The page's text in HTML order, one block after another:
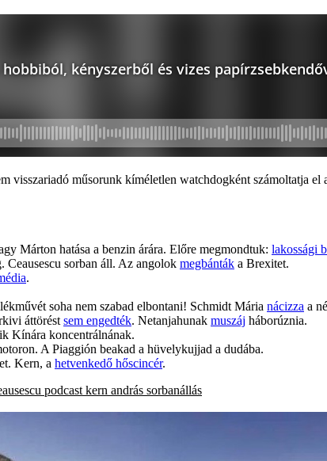
visszariadó műsorunk kíméletlen watchdogként számoltatja
Márton hatása a benzin árára. Előre megmondtuk: lakossági
Ceausescu sorban áll. Az angolok megbánták a Brexitet.
.
soha nem szabad elbontani! Schmidt Mária nácizza a
áttörést sem engedték. Netanjahunak muszáj háborúznia.
Kínára koncentrálnának.
A Piaggión beakad a hüvelykujjad a dudába.
Kern, a hetvenkedő hőscincér.
podcast kern andrás sorbanállás